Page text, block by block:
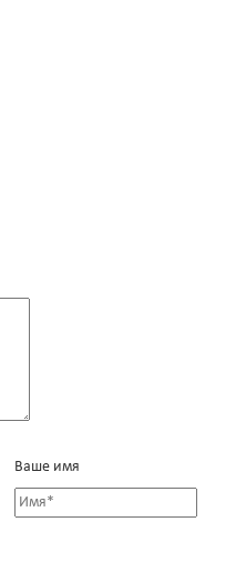
Ваше имя